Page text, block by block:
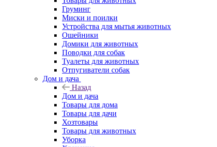
Груминг
Миски и поилки
Устройства для мытья животных
Ошейники
Домики для животных
Поводки для собак
Туалеты для животных
Отпугиватели собак
Дом и дача
Назад
Дом и дача
Товары для дома
Товары для дачи
Хозтовары
Товары для животных
Уборка